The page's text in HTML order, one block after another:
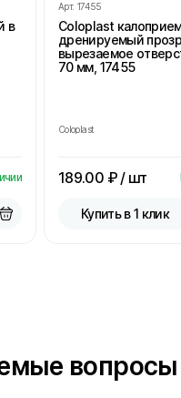
в
Арт. 17455
Coloplast
дренируемый
вырезаемое
70 мм, 17455
Coloplast
189.00 ₽ / шт
Купить в 1 клик
вопросы